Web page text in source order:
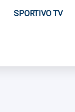
SPORTIVO TV